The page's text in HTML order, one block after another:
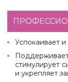
Успокаивает
стимулирует
и укрепляет